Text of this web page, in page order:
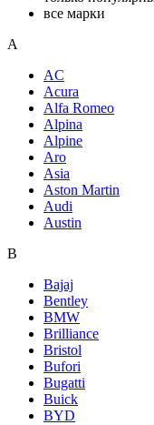
все марки
A
AC
Acura
Alfa Romeo
Alpina
Alpine
Aro
Asia
Aston Martin
Audi
Austin
B
Bajaj
Bentley
BMW
Brilliance
Bristol
Bufori
Bugatti
Buick
BYD